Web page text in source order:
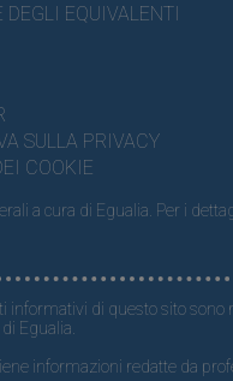
DEGLI EQUIVALENTI
SULLA PRIVACY
COOKIE
a cura di Egualia. Per i
informativi di questo sito sono
Egualia.
informazioni redatte da